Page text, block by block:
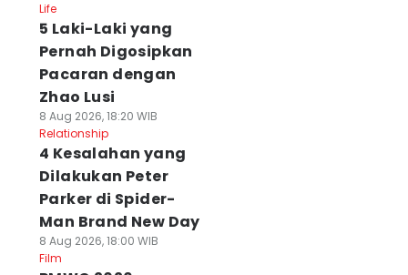
Life
5 Laki-Laki yang
Pernah Digosipkan
Pacaran dengan
Zhao Lusi
8 Aug 2026, 18:20 WIB
Relationship
4 Kesalahan yang
Dilakukan Peter
Parker di Spider-
Man Brand New Day
8 Aug 2026, 18:00 WIB
Film